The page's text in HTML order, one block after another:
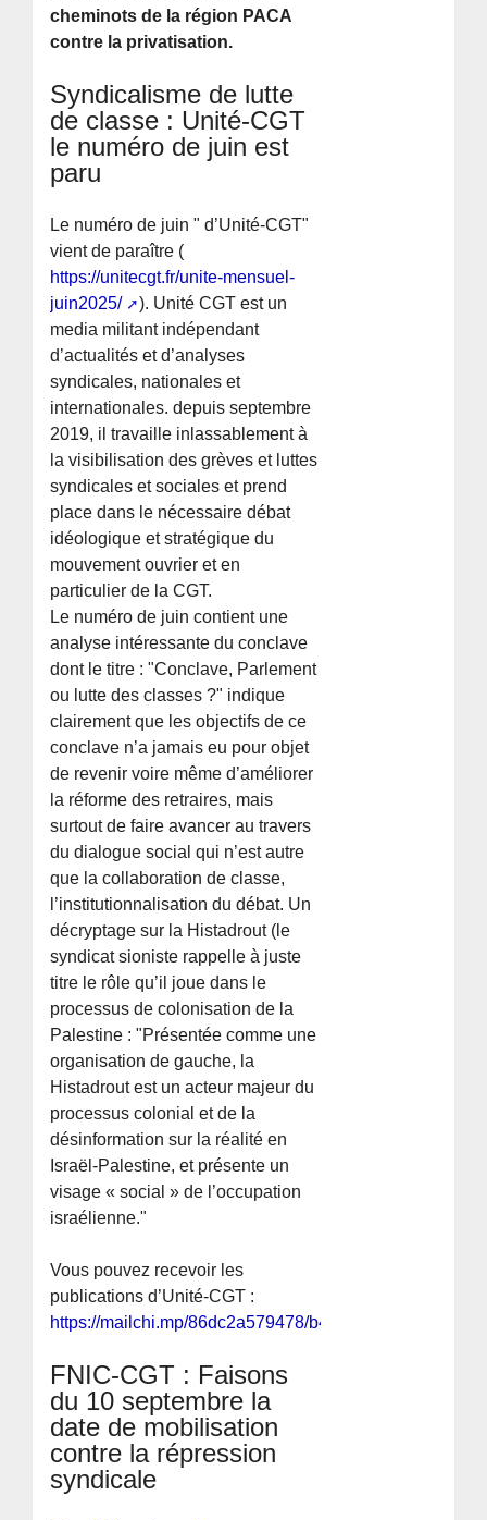
cheminots de la région PACA
contre la privatisation.
Syndicalisme de lutte
de classe : Unité-CGT
le numéro de juin est
paru
Le numéro de juin " d’Unité-CGT"
vient de paraître (
https://unitecgt.fr/unite-mensuel-
juin2025/
). Unité CGT est un
media militant indépendant
d’actualités et d’analyses
syndicales, nationales et
internationales. depuis septembre
2019, il travaille inlassablement à
la visibilisation des grèves et luttes
syndicales et sociales et prend
place dans le nécessaire débat
idéologique et stratégique du
mouvement ouvrier et en
particulier de la CGT.
Le numéro de juin contient une
analyse intéressante du conclave
dont le titre : "Conclave, Parlement
ou lutte des classes ?" indique
clairement que les objectifs de ce
conclave n’a jamais eu pour objet
de revenir voire même d’améliorer
la réforme des retraires, mais
surtout de faire avancer au travers
du dialogue social qui n’est autre
que la collaboration de classe,
l’institutionnalisation du débat. Un
décryptage sur la Histadrout (le
syndicat sioniste rappelle à juste
titre le rôle qu’il joue dans le
processus de colonisation de la
Palestine : "Présentée comme une
organisation de gauche, la
Histadrout est un acteur majeur du
processus colonial et de la
désinformation sur la réalité en
Israël-Palestine, et présente un
visage « social » de l’occupation
israélienne."
Vous pouvez recevoir les
publications d’Unité-CGT :
https://mailchi.mp/86dc2a579478/b4d760js2b
FNIC-CGT : Faisons
du 10 septembre la
date de mobilisation
contre la répression
syndicale